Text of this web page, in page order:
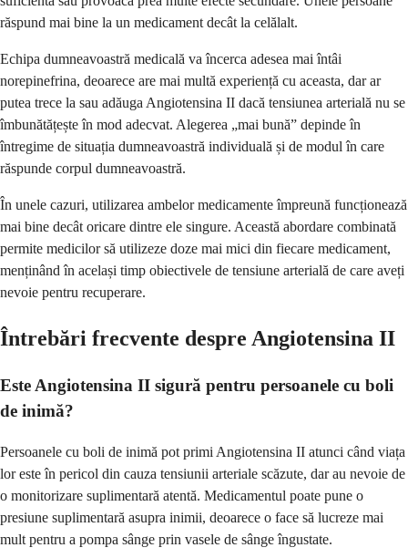
răspund mai bine la un medicament decât la celălalt.
Echipa dumneavoastră medicală va încerca adesea mai întâi
norepinefrina, deoarece are mai multă experiență cu aceasta, dar ar
putea trece la sau adăuga Angiotensina II dacă tensiunea arterială nu se
îmbunătățește în mod adecvat. Alegerea „mai bună” depinde în
întregime de situația dumneavoastră individuală și de modul în care
răspunde corpul dumneavoastră.
În unele cazuri, utilizarea ambelor medicamente împreună funcționează
mai bine decât oricare dintre ele singure. Această abordare combinată
permite medicilor să utilizeze doze mai mici din fiecare medicament,
menținând în același timp obiectivele de tensiune arterială de care aveți
nevoie pentru recuperare.
Întrebări frecvente despre Angiotensina II
Este Angiotensina II sigură pentru persoanele cu boli
de inimă?
Persoanele cu boli de inimă pot primi Angiotensina II atunci când viața
lor este în pericol din cauza tensiunii arteriale scăzute, dar au nevoie de
o monitorizare suplimentară atentă. Medicamentul poate pune o
presiune suplimentară asupra inimii, deoarece o face să lucreze mai
mult pentru a pompa sânge prin vasele de sânge îngustate.